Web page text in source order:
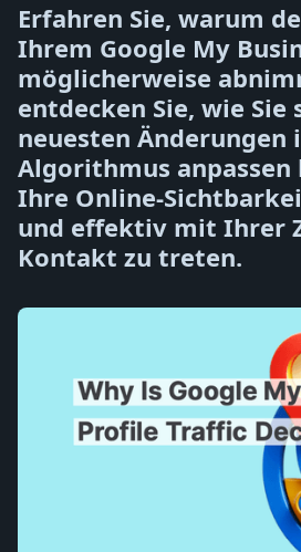
Erfahren Sie, warum
Ihrem Google My
möglicherweise
entdecken Sie, wie Sie
neuesten Änderungen
Algorithmus anpassen
Ihre Online-
und effektiv mit Ihrer
Kontakt zu treten.